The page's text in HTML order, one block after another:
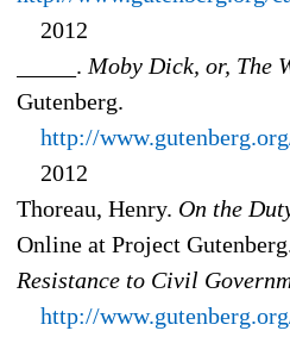
2012
_____. Moby Dick, or, The
Gutenberg.
http://
2012
Thoreau, Henry. On the
Online at Project
Resistance to Civil
http://